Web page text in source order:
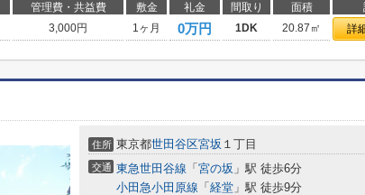
管理費・共益費 敷金 礼金 間取り 面積
3,000円 1ヶ月 0万円 1DK 20.87㎡ 詳
住所 東京都世田谷区宮坂 １丁目
交通 東急世田谷線 「 宮の坂 」駅 徒歩6分
小田急小田原線 「 経堂 」駅 徒歩9分